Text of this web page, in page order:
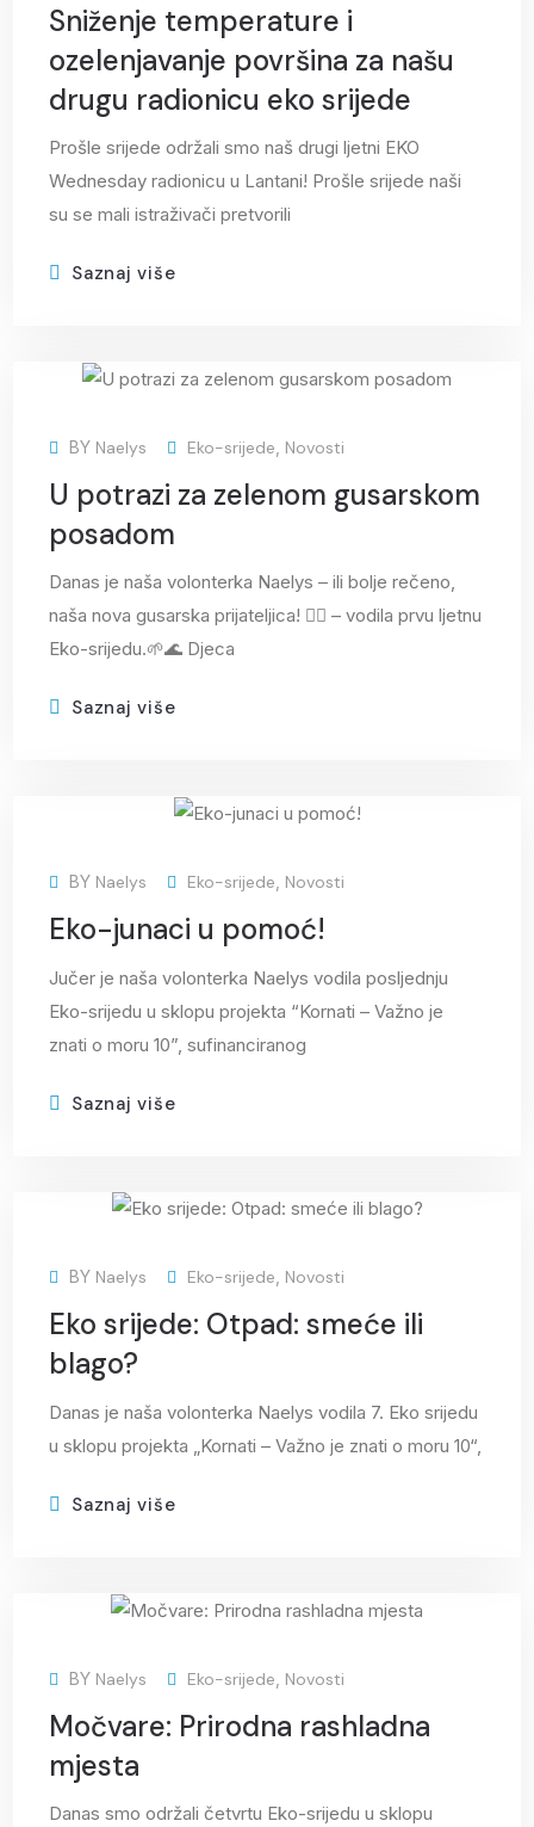
Sniženje temperature i
ozelenjavanje površina za našu
drugu radionicu eko srijede
Prošle srijede održali smo naš drugi ljetni EKO
Wednesday radionicu u Lantani! Prošle srijede naši
su se mali istraživači pretvorili
Saznaj više
srp
BY Naelys Eko-srijede Novosti
U potrazi za zelenom gusarskom
posadom
Danas je naša volonterka Naelys – ili bolje rečeno,
naša nova gusarska prijateljica! 🏴‍☠️ – vodila prvu ljetnu
Eko-srijedu.🌱🌊 Djeca
Saznaj više
svi
BY Naelys Eko-srijede Novosti
Eko-junaci u pomoć!
Jučer je naša volonterka Naelys vodila posljednju
Eko-srijedu u sklopu projekta “Kornati – Važno je
znati o moru 10”, sufinanciranog
Saznaj više
tra
BY Naelys Eko-srijede, Novosti
Eko srijede: Otpad: smeće ili
blago?
Danas je naša volonterka Naelys vodila 7. Eko srijedu
u sklopu projekta „Kornati – Važno je znati o moru 10“,
Saznaj više
ožu
BY Naelys Eko-srijede Novosti
Močvare: Prirodna rashladna
mjesta
Danas smo održali četvrtu Eko-srijedu u sklopu